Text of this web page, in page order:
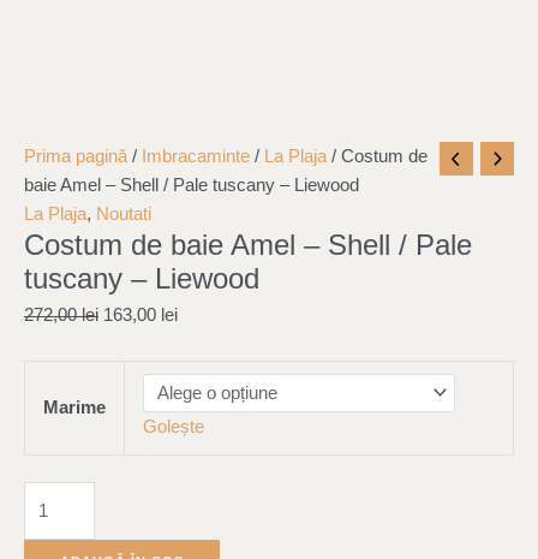
Prima pagină / Imbracaminte / La Plaja / Costum de
baie Amel – Shell / Pale tuscany – Liewood
La Plaja, Noutati
Costum de baie Amel – Shell / Pale
tuscany – Liewood
272,00lei
Original
price
was:
272,00 lei.
163,00 lei
Current
price
163,00 lei.
Marime
Golește
Cantitate
Costum
de
baie
Amel
Shell
tuscany